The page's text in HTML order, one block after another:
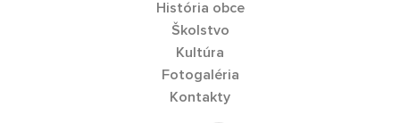
História obce
Školstvo
Kultúra
Fotogaléria
Kontakty